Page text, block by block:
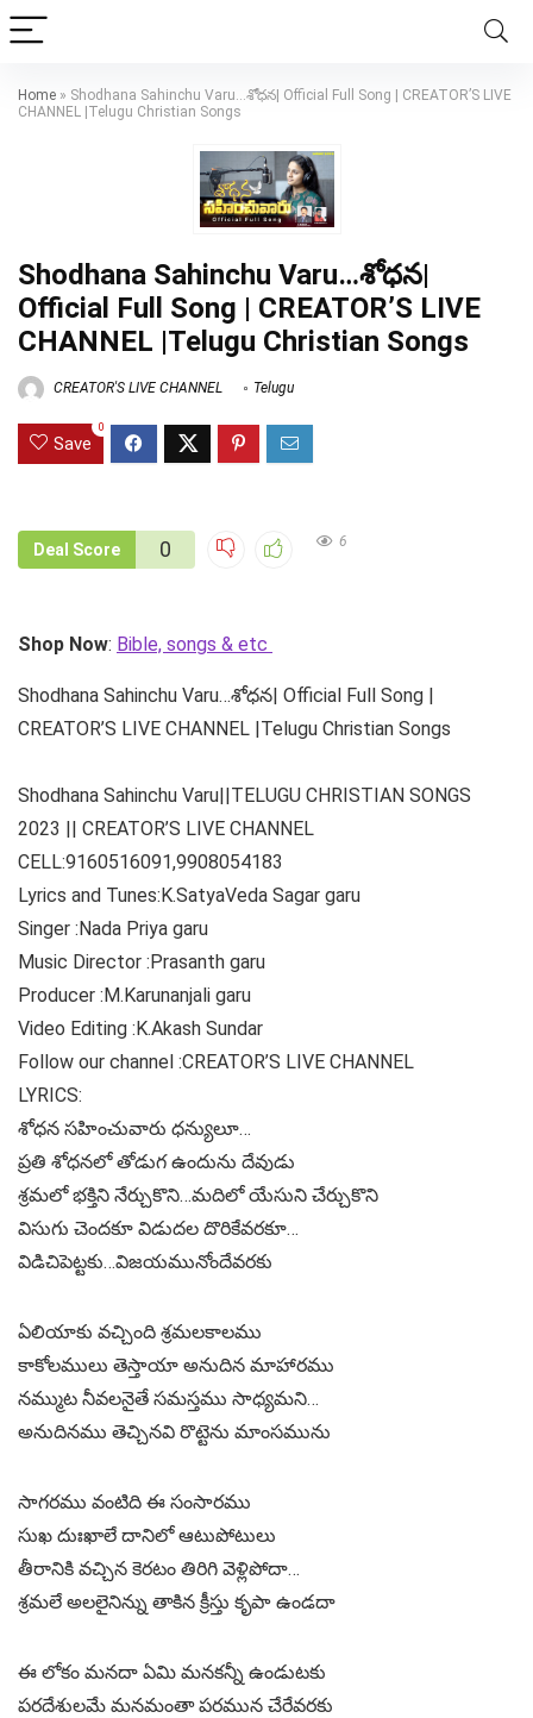
Home » Shodhana Sahinchu Varu…శోధన| Official Full Song | CREATOR’S LIVE
CHANNEL |Telugu Christian Songs
Shodhana Sahinchu Varu…శోధన|
Official Full Song | CREATOR’S LIVE
CHANNEL |Telugu Christian Songs
CREATOR'S LIVE CHANNEL Telugu
Save
0
Deal Score 0 6
Shop Now: Bible, songs & etc
Shodhana Sahinchu Varu…శోధన| Official Full Song |
CREATOR’S LIVE CHANNEL |Telugu Christian Songs
Shodhana Sahinchu Varu||TELUGU CHRISTIAN SONGS
2023 || CREATOR’S LIVE CHANNEL
CELL:9160516091,9908054183
Lyrics and Tunes:K.SatyaVeda Sagar garu
Singer :Nada Priya garu
Music Director :Prasanth garu
Producer :M.Karunanjali garu
Video Editing :K.Akash Sundar
Follow our channel :CREATOR’S LIVE CHANNEL
LYRICS:
శోధన సహించువారు ధన్యులూ…
ప్రతి శోధనలో తోడుగ ఉందును దేవుడు
శ్రమలో భక్తిని నేర్చుకొని…మదిలో యేసుని చేర్చుకొని
విసుగు చెందకూ విడుదల దొరికేవరకూ…
విడిచిపెట్టకు…విజయమునోందేవరకు
ఏలియాకు వచ్చింది శ్రమలకాలము
కాకోలములు తెస్తాయా అనుదిన మాహారము
నమ్ముట నీవలనైతే సమస్తము సాధ్యమని…
అనుదినము తెచ్చినవి రొట్టెను మాంసమును
సాగరము వంటిది ఈ సంసారము
సుఖ దుఃఖాలే దానిలో ఆటుపోటులు
తీరానికి వచ్చిన కెరటం తిరిగి వెళ్లిపోదా…
శ్రమలే అలలైనిన్ను తాకిన క్రీస్తు కృపా ఉండదా
ఈ లోకం మనదా ఏమి మనకన్నీ ఉండుటకు
పరదేశులమే మనమంతా పరమున చేరేవరకు